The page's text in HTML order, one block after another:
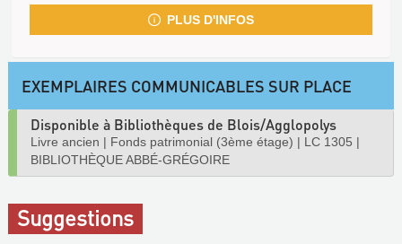
PLUS D'INFOS
EXEMPLAIRES COMMUNICABLES SUR PLACE
Disponible à Bibliothèques de Blois/Agglopolys
Livre ancien | Fonds patrimonial (3ème étage) | LC 1305 |
BIBLIOTHÈQUE ABBÉ-GRÉGOIRE
Suggestions